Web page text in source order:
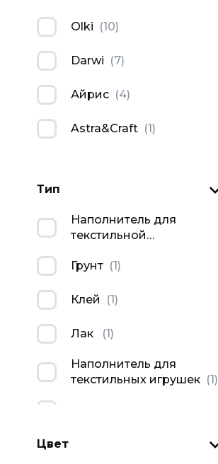
Olki (10)
Darwi (7)
Айрис (4)
Astra&Craft (1)
Тип
Наполнитель для
текстильной
Грунт (1)
Клей (1)
Лак (1)
Наполнитель для
текстильных игрушек (1)
Цвет